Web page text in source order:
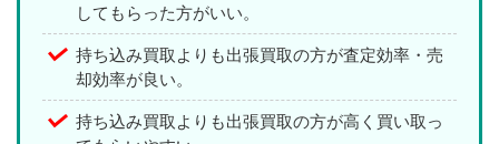
してもらった方がいい。
持ち込み買取よりも出張買取の方が査定効率・売
却効率が良い。
持ち込み買取よりも出張買取の方が高く買い取っ